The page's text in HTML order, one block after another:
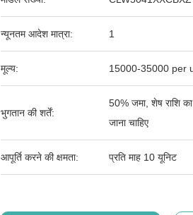
न्यूनतम आदेश मात्रा: 1
मूल्य: 15000-35000 per
भुगतान की शर्तें:
50% जमा, शेष राशि
जाना चाहिए
आपूर्ति करने की क्षमता: प्रति माह 10 यूनिट